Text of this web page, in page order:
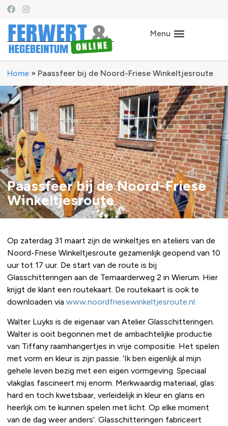
Home » Paassfeer bij de Noord-Friese Winkeltjesroute
Paassfeer bij de Noord-Friese
Winkeltjesroute
Op zaterdag 31 maart zijn de winkeltjes en ateliers van de
Noord-Friese Winkeltjesroute gezamenlijk geopend van 10
uur tot 17 uur. De start van de route is bij
Glasschitteringen aan de Ternaarderweg 2 in Wierum. Hier
krijgt de klant een routekaart. De routekaart is ook te
downloaden via www.noordfriesewinkeltjesroute.nl.
Walter Luyks is de eigenaar van Atelier Glasschitteringen.
Walter is ooit begonnen met de ambachtelijke productie
van Tiffany raamhangertjes in vrije compositie. Het spelen
met vorm en kleur is zijn passie. ‘Ik ben eigenlijk al mijn
gehele leven bezig met een eigen vormgeving. Speciaal
vlakglas fascineert mij enorm. Merkwaardig materiaal, glas:
hard en toch kwetsbaar, verleidelijk in kleur en glans en
heerlijk om te kunnen spelen met licht. Op elke moment
van de dag weer anders’. Glasschitteringen fabriceert